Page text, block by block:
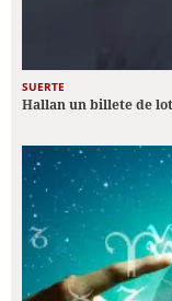
SUERTE
Hallan un billete de